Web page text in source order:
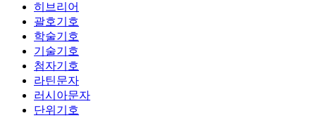
히브리어
괄호기호
학술기호
기술기호
첨자기호
라틴문자
러시아문자
단위기호